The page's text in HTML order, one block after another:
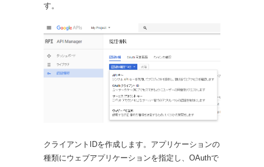
す。
クライアントIDを作成します。アプリケーションの
種類にウェブアプリケーションを指定し、OAuthで